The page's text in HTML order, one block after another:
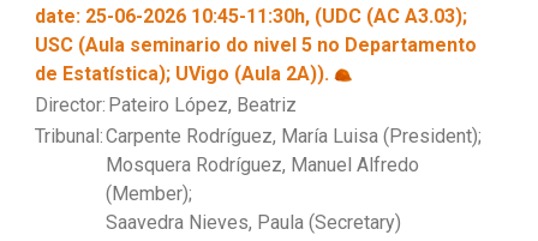
date: 25-06-2026 10:45-11:30h, (UDC (AC A3.03);
USC (Aula seminario do nivel 5 no Departamento
de Estatística); UVigo (Aula 2A)).
Director: Pateiro López, Beatriz
Tribunal:Carpente Rodríguez, María Luisa (President);
Mosquera Rodríguez, Manuel Alfredo
(Member);
Saavedra Nieves, Paula (Secretary)